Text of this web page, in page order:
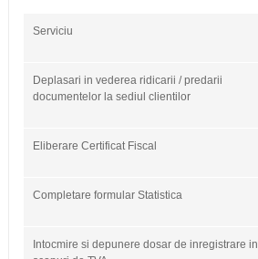
Serviciu
Deplasari in vederea ridicarii / predarii
documentelor la sediul clientilor
Eliberare Certificat Fiscal
Completare formular Statistica
Intocmire si depunere dosar de inregistrare in